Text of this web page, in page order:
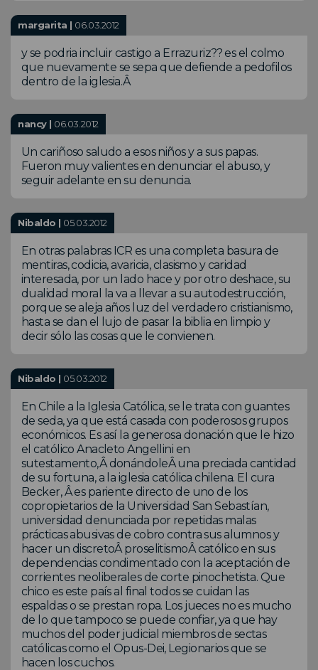
margarita | 06.03.2012
y se podria incluir castigo a Errazuriz?? es el colmo
que nuevamente se sepa que defiende a pedofilos
dentro de la iglesia.Â
nancy | 06.03.2012
Un cariñoso saludo a esos niños y a sus papas.
Fueron muy valientes en denunciar el abuso, y
seguir adelante en su denuncia.
Nibaldo | 05.03.2012
En otras palabras ICR es una completa basura de
mentiras, codicia, avaricia, clasismo y caridad
interesada, por un lado hace y por otro deshace, su
dualidad moral la va a llevar a su autodestrucción,
porque se aleja años luz del verdadero cristianismo,
hasta se dan el lujo de pasar la biblia en limpio y
decir sólo las cosas que le convienen.
Nibaldo | 05.03.2012
En Chile a la Iglesia Católica, se le trata con guantes
de seda, ya que está casada con poderosos grupos
económicos. Es así la generosa donación que le hizo
el católico Anacleto Angellini en
sutestamento,Â donándoleÂ una preciada cantidad
de su fortuna, a la iglesia católica chilena. El cura
Becker, Â es pariente directo de uno de los
copropietarios de la Universidad San Sebastían,
universidad denunciada por repetidas malas
prácticas abusivas de cobro contra sus alumnos y
hacer un discretoÂ proselitismoÂ católico en sus
dependencias condimentado con la aceptación de
corrientes neoliberales de corte pinochetista. Que
chico es este país al final todos se cuidan las
espaldas o se prestan ropa. Los jueces no es mucho
de lo que tampoco se puede confiar, ya que hay
muchos del poder judicial miembros de sectas
católicas como el Opus-Dei, Legionarios que se
hacen los cuchos.